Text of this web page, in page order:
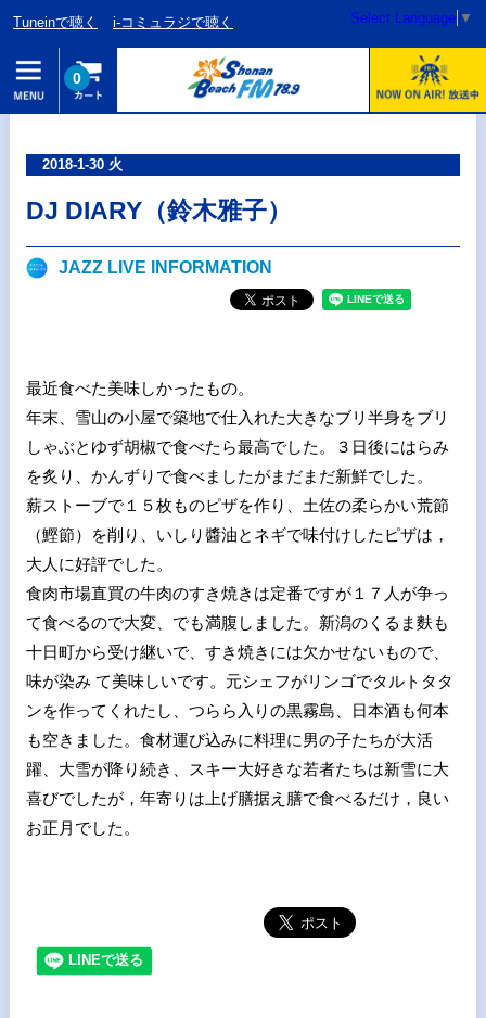
Tuneinで聴く i-コミュラジで聴く Select Language ▼
0
2018-1-30 火
DJ DIARY（鈴木雅子）
JAZZ LIVE INFORMATION
最近食べた美味しかったもの。
年末、雪山の小屋で築地で仕入れた大きなブリ半身をブリ
しゃぶとゆず胡椒で食べたら最高でした。３日後にはらみ
を炙り、かんずりで食べましたがまだまだ新鮮でした。
薪ストーブで１５枚ものピザを作り、土佐の柔らかい荒節
（鰹節）を削り、いしり醬油とネギで味付けしたピザは，
大人に好評でした。
食肉市場直買の牛肉のすき焼きは定番ですが１７人が争っ
て食べるので大変、でも満腹しました。新潟のくるま麩も
十日町から受け継いで、すき焼きには欠かせないもので、
味が染み て美味しいです。元シェフがリンゴでタルトタタ
ンを作ってくれたし、つらら入りの黒霧島、日本酒も何本
も空きました。食材運び込みに料理に男の子たちが大活
躍、大雪が降り続き、スキー大好きな若者たちは新雪に大
喜びでしたが，年寄りは上げ膳据え膳で食べるだけ，良い
お正月でした。